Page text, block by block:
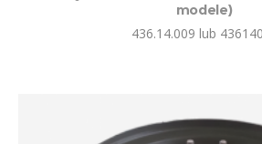
modele)
436.14.009 lub